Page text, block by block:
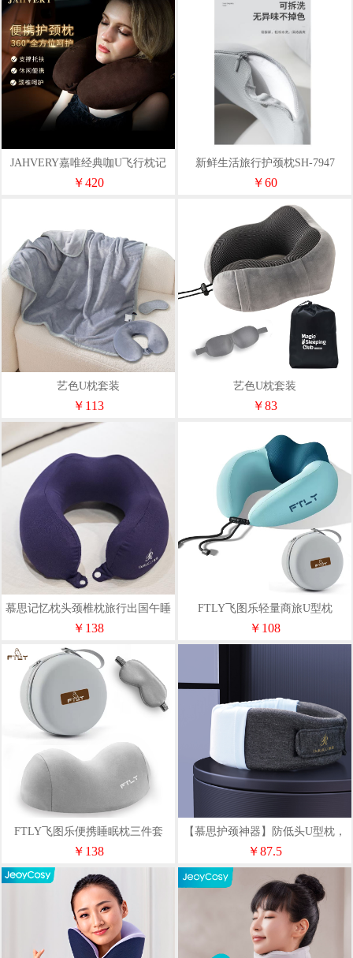
JAHVERY嘉唯经典咖U飞行枕记
忆枕头U型枕颈椎枕旅行午睡
￥420
新鲜生活旅行护颈枕SH-7947
￥60
艺色U枕套装
￥113
艺色U枕套装
￥83
慕思记忆枕头颈椎枕旅行出国午睡
护颈枕头枕芯U型枕
￥138
FTLY飞图乐轻量商旅U型枕
UXZ08
￥108
FTLY飞图乐便携睡眠枕三件套
LXZ01
￥138
【慕思护颈神器】防低头U型枕，
柔软透气，办公旅行必备！
￥87.5